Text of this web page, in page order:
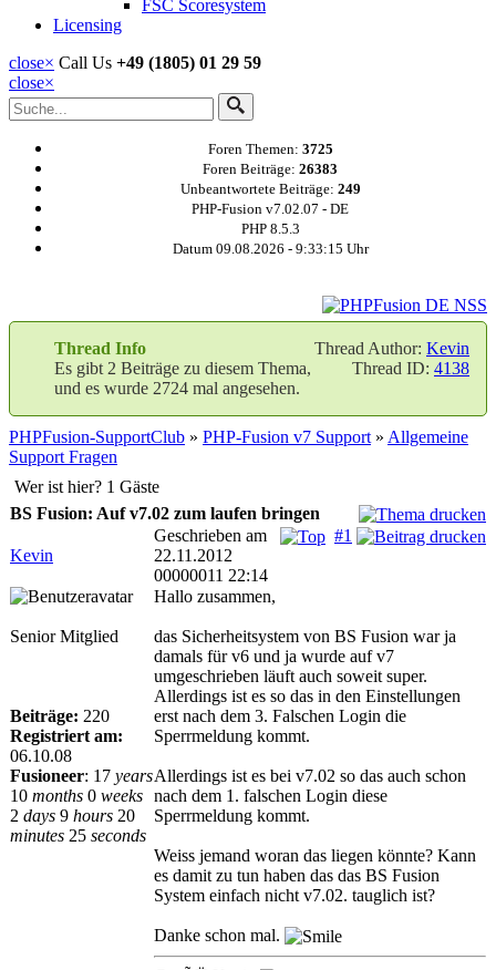
FSC Scoresystem
Licensing
close× Call Us +49 (1805) 01 29 59
close×
Foren Themen: 3725
Foren Beiträge: 26383
Unbeantwortete Beiträge: 249
PHP-Fusion v7.02.07 - DE
PHP 8.5.3
Datum 09.08.2026 - 9:33:15 Uhr
Thread Author: Kevin
Thread ID: 4138
Thread Info
Es gibt 2 Beiträge zu diesem Thema,
und es wurde 2724 mal angesehen.
PHPFusion-SupportClub » PHP-Fusion v7 Support » Allgemeine
Support Fragen
Wer ist hier? 1 Gäste
BS Fusion: Auf v7.02 zum laufen bringen
Kevin
#1
Geschrieben am
22.11.2012
00000011 22:14
Senior Mitglied
Beiträge: 220
Registriert am:
06.10.08
Fusioneer: 17 years
10 months 0 weeks
2 days 9 hours 20
minutes 25 seconds
Hallo zusammen,
das Sicherheitsystem von BS Fusion war ja
damals für v6 und ja wurde auf v7
umgeschrieben läuft auch soweit super.
Allerdings ist es so das in den Einstellungen
erst nach dem 3. Falschen Login die
Sperrmeldung kommt.
Allerdings ist es bei v7.02 so das auch schon
nach dem 1. falschen Login diese
Sperrmeldung kommt.
Weiss jemand woran das liegen könnte? Kann
es damit zu tun haben das das BS Fusion
System einfach nicht v7.02. tauglich ist?
Danke schon mal.